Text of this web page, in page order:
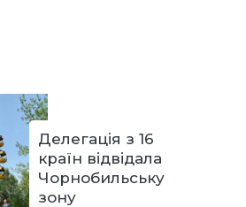
Делегація з 16
країн відвідала
Чорнобильську
зону